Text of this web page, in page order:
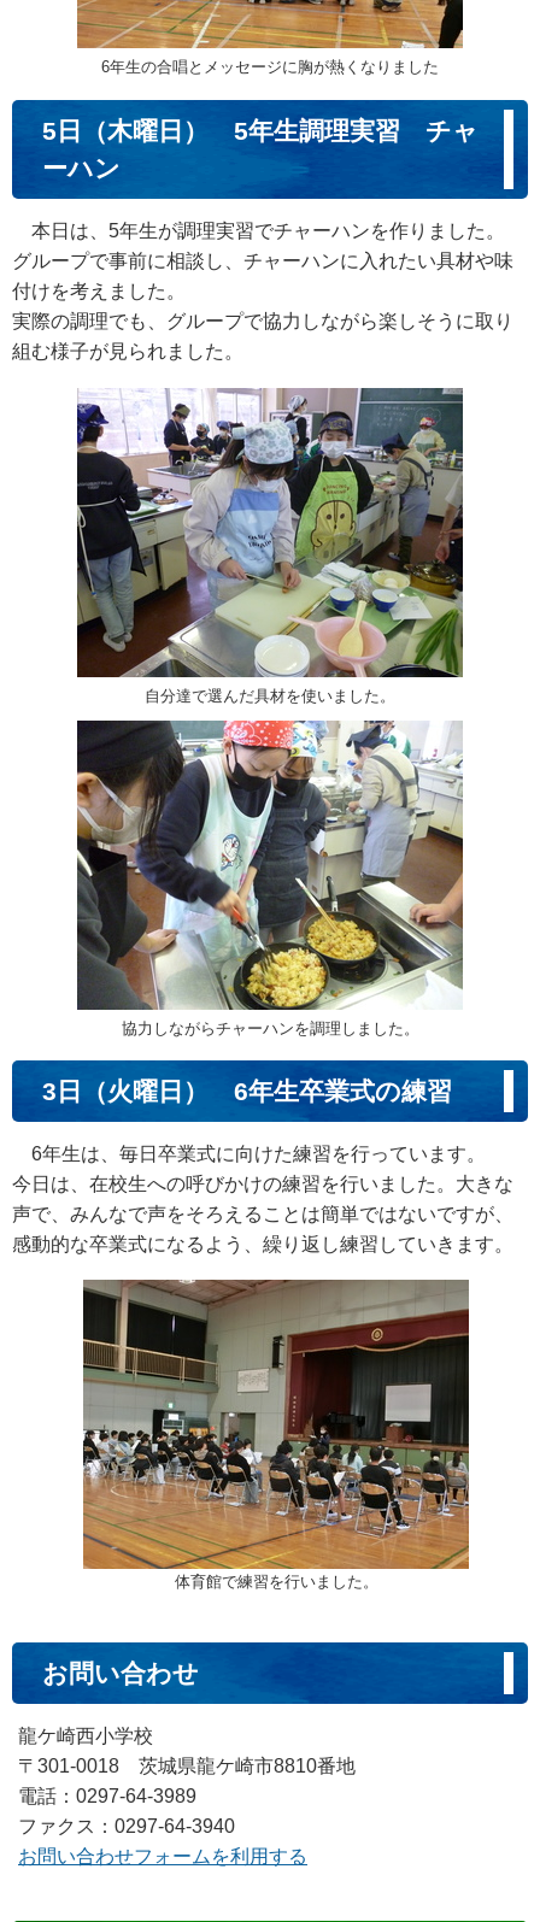
6年生の合唱とメッセージに胸が熱くなりました
5日（木曜日） 5年生調理実習 チャ
ーハン
本日は、5年生が調理実習でチャーハンを作りました。
グループで事前に相談し、チャーハンに入れたい具材や味
付けを考えました。
実際の調理でも、グループで協力しながら楽しそうに取り
組む様子が見られました。
自分達で選んだ具材を使いました。
協力しながらチャーハンを調理しました。
3日（火曜日） 6年生卒業式の練習
6年生は、毎日卒業式に向けた練習を行っています。
今日は、在校生への呼びかけの練習を行いました。大きな
声で、みんなで声をそろえることは簡単ではないですが、
感動的な卒業式になるよう、繰り返し練習していきます。
体育館で練習を行いました。
お問い合わせ
龍ケ崎西小学校
〒301-0018 茨城県龍ケ崎市8810番地
電話：0297-64-3989
ファクス：0297-64-3940
お問い合わせフォームを利用する